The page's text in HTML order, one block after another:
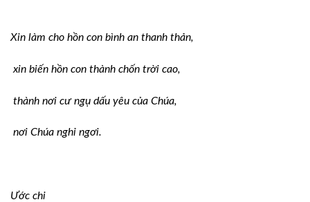
Xin làm cho hồn con bình an thanh thản,
xin biến hồn con thành chốn trời cao,
thành nơi cư ngụ dấu yêu của Chúa,
nơi Chúa nghỉ ngơi.
Ước chi